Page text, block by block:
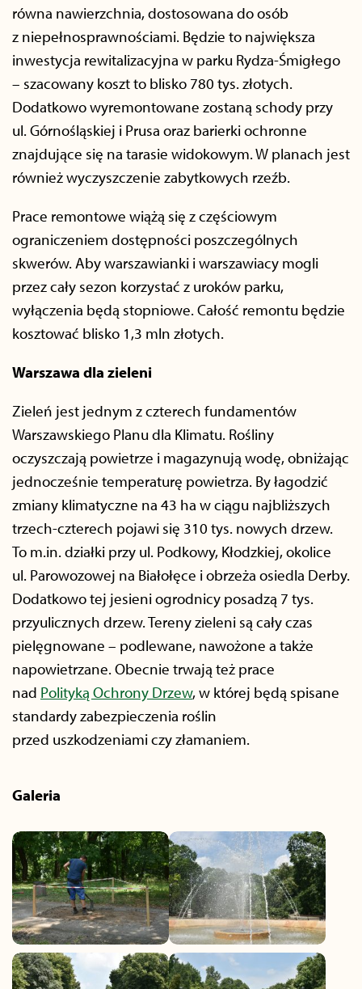
równa nawierzchnia, dostosowana do osób
z niepełnosprawnościami. Będzie to największa
inwestycja rewitalizacyjna w parku Rydza-Śmigłego
– szacowany koszt to blisko 780 tys. złotych.
Dodatkowo wyremontowane zostaną schody przy
ul. Górnośląskiej i Prusa oraz barierki ochronne
znajdujące się na tarasie widokowym. W planach jest
również wyczyszczenie zabytkowych rzeźb.
Prace remontowe wiążą się z częściowym
ograniczeniem dostępności poszczególnych
skwerów. Aby warszawianki i warszawiacy mogli
przez cały sezon korzystać z uroków parku,
wyłączenia będą stopniowe. Całość remontu będzie
kosztować blisko 1,3 mln złotych.
Warszawa dla zieleni
Zieleń jest jednym z czterech fundamentów
Warszawskiego Planu dla Klimatu. Rośliny
oczyszczają powietrze i magazynują wodę, obniżając
jednocześnie temperaturę powietrza. By łagodzić
zmiany klimatyczne na 43 ha w ciągu najbliższych
trzech-czterech pojawi się 310 tys. nowych drzew.
To m.in. działki przy ul. Podkowy, Kłodzkiej, okolice
ul. Parowozowej na Białołęce i obrzeża osiedla Derby.
Dodatkowo tej jesieni ogrodnicy posadzą 7 tys.
przyulicznych drzew. Tereny zieleni są cały czas
pielęgnowane – podlewane, nawożone a także
napowietrzane. Obecnie trwają też prace
nad Polityką Ochrony Drzew, w której będą spisane
standardy zabezpieczenia roślin
przed uszkodzeniami czy złamaniem.
Galeria